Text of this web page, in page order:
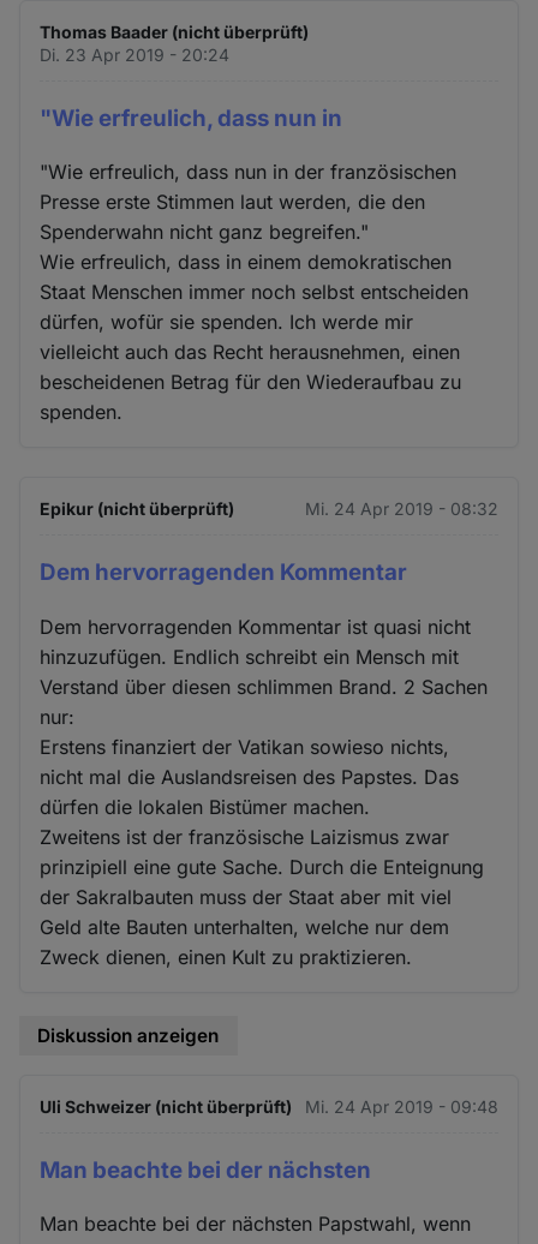
Thomas Baader (nicht überprüft)
Di. 23 Apr 2019 - 20:24
"Wie erfreulich, dass nun in
"Wie erfreulich, dass nun in der französischen
Presse erste Stimmen laut werden, die den
Spenderwahn nicht ganz begreifen."
Wie erfreulich, dass in einem demokratischen
Staat Menschen immer noch selbst entscheiden
dürfen, wofür sie spenden. Ich werde mir
vielleicht auch das Recht herausnehmen, einen
bescheidenen Betrag für den Wiederaufbau zu
spenden.
Epikur (nicht überprüft) Mi. 24 Apr 2019 - 08:32
Dem hervorragenden Kommentar
Dem hervorragenden Kommentar ist quasi nicht
hinzuzufügen. Endlich schreibt ein Mensch mit
Verstand über diesen schlimmen Brand. 2 Sachen
nur:
Erstens finanziert der Vatikan sowieso nichts,
nicht mal die Auslandsreisen des Papstes. Das
dürfen die lokalen Bistümer machen.
Zweitens ist der französische Laizismus zwar
prinzipiell eine gute Sache. Durch die Enteignung
der Sakralbauten muss der Staat aber mit viel
Geld alte Bauten unterhalten, welche nur dem
Zweck dienen, einen Kult zu praktizieren.
Diskussion anzeigen
Uli Schweizer (nicht überprüft) Mi. 24 Apr 2019 - 09:48
Man beachte bei der nächsten
Man beachte bei der nächsten Papstwahl, wenn